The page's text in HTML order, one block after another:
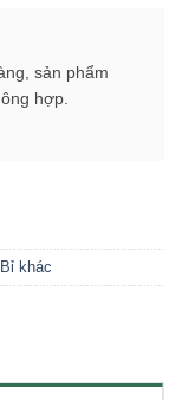
sản phẩm
hợp.
khác